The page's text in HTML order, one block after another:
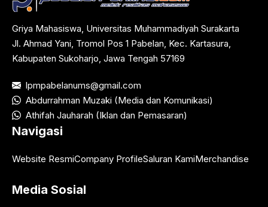
Griya Mahasiswa, Universitas Muhammadiyah Surakarta
Jl. Ahmad Yani, Tromol Pos 1 Pabelan, Kec. Kartasura,
Kabupaten Sukoharjo, Jawa Tengah 57169
lpmpabelanums@gmail.com
Abdurrahman Muzaki (Media dan Komunikasi)
Athifah Jauharah (Iklan dan Pemasaran)
Navigasi
Website ResmiCompany ProfileSaluran KamiMerchandise
Media Sosial